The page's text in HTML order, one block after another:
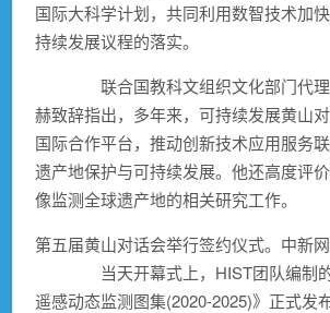
国际大科学计划，共同利用数智技术加
持续发展议程的落实。
联合国教科文组织文化部门代理
赫致辞指出，多年来，可持续发展黄山
国际合作平台，推动创新技术应用服务
遗产地保护与可持续发展。他还高度评
像监测全球遗产地的相关研究工作。
第五届黄山对话会举行签约仪式。中新
当天开幕式上，HIST团队编制
遥感动态监测图集(2020-2025)》正式发